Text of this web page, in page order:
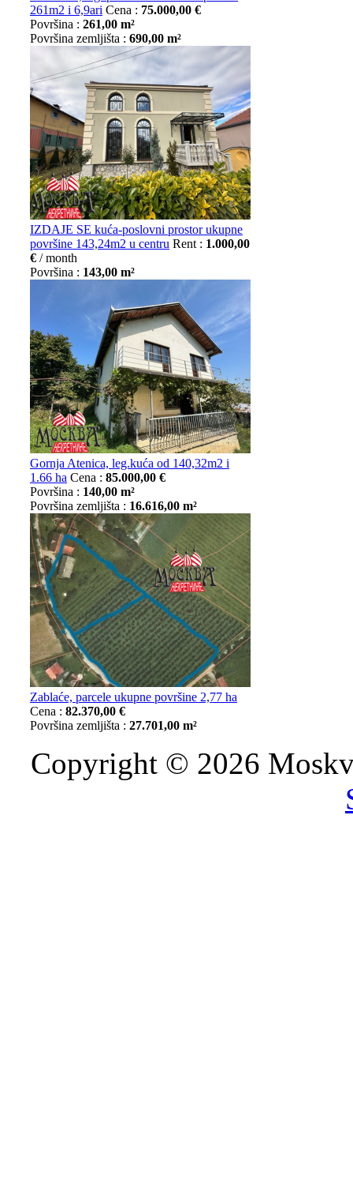
261m2 i 6,9ari Cena : 75.000,00 €
Površina : 261,00 m²
Površina zemljišta : 690,00 m²
IZDAJE SE kuća-poslovni prostor ukupne
površine 143,24m2 u centru Rent : 1.000,00
€ / month
Površina : 143,00 m²
Gornja Atenica, leg.kuća od 140,32m2 i
1.66 ha Cena : 85.000,00 €
Površina : 140,00 m²
Površina zemljišta : 16.616,00 m²
Zablaće, parcele ukupne površine 2,77 ha
Cena : 82.370,00 €
Površina zemljišta : 27.701,00 m²
Copyright © 2026